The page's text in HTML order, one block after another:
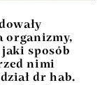
organizmy,
sposób
nimi
dr hab.